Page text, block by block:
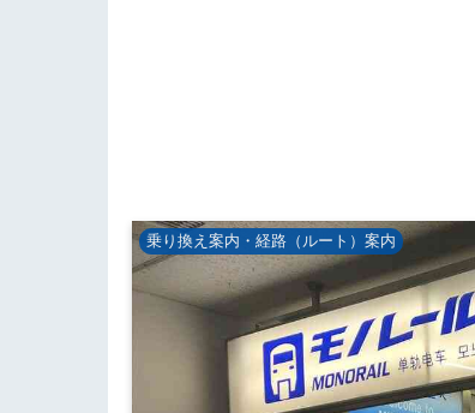
乗り換え案内・経路（ルート）案内